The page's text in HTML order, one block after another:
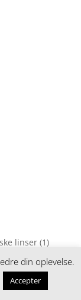
linser (1)
din oplevelse.
Accepter